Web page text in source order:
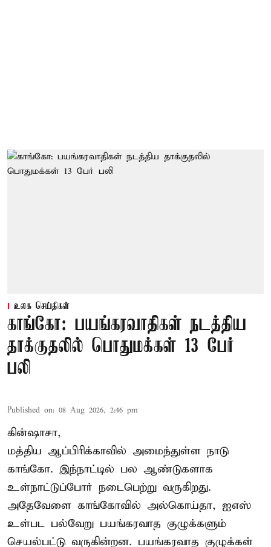
உலக செய்திகள்
காங்கோ: பயங்கரவாதிகள் நடத்திய
தாக்குதலில் பொதுமக்கள் 13 பேர்
பலி
Published on: 08 Aug 2026, 2:46 pm
கின்ஷாசா,
மத்திய ஆப்பிரிக்காவில் அமைந்துள்ள நாடு
காங்கோ. இந்நாட்டில் பல ஆண்டுகளாக
உள்நாட்டுப்போர் நடைபெற்று வருகிறது.
அதேவேளை காங்கோவில் அல்கொய்தா, ஐஎஸ்
உள்பட பல்வேறு பயங்கரவாத குழுக்களும்
செயல்பட்டு வருகின்றன. பயங்கரவாத குழுக்கள்